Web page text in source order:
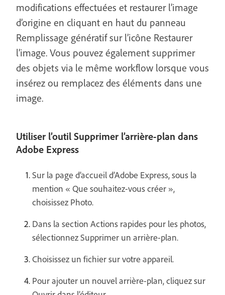
modifications effectuées et restaurer l’image
d’origine en cliquant en haut du panneau
Remplissage génératif sur l’icône Restaurer
l’image. Vous pouvez également supprimer
des objets via le même workflow lorsque vous
insérez ou remplacez des éléments dans une
image.
Utiliser l’outil Supprimer l’arrière-plan dans
Adobe Express
Sur la page d’accueil d’Adobe Express, sous la
mention « Que souhaitez-vous créer »,
choisissez Photo.
Dans la section Actions rapides pour les photos,
sélectionnez Supprimer un arrière-plan.
Choisissez un fichier sur votre appareil.
Pour ajouter un nouvel arrière-plan, cliquez sur